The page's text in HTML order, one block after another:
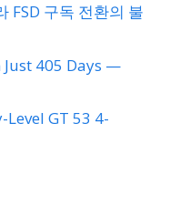
FSD 구독 전환의 불
405 Days —
GT 53 4-